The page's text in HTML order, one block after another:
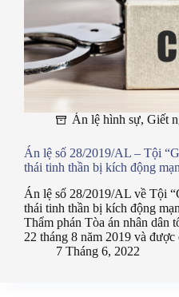
Án lệ hình sự, Giết
Án lệ số 28/2019/AL – Tội
thái tinh thần bị kích động
Án lệ số 28/2019/AL về Tội
thái tinh thần bị kích động
Thẩm phán Tòa án nhân dân
22 tháng 8 năm 2019 và
7 Tháng 6, 2022